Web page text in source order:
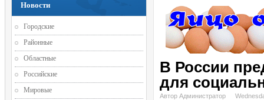
В России
для
Автор Администратор
Новости
Городские
Районные
Областные
Российские
Мировые